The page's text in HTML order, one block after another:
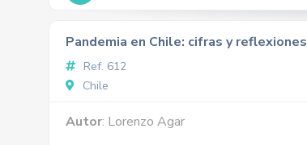
Pandemia en Chile: cifras y reflexiones
Ref. 612
Chile
Autor: Lorenzo Agar